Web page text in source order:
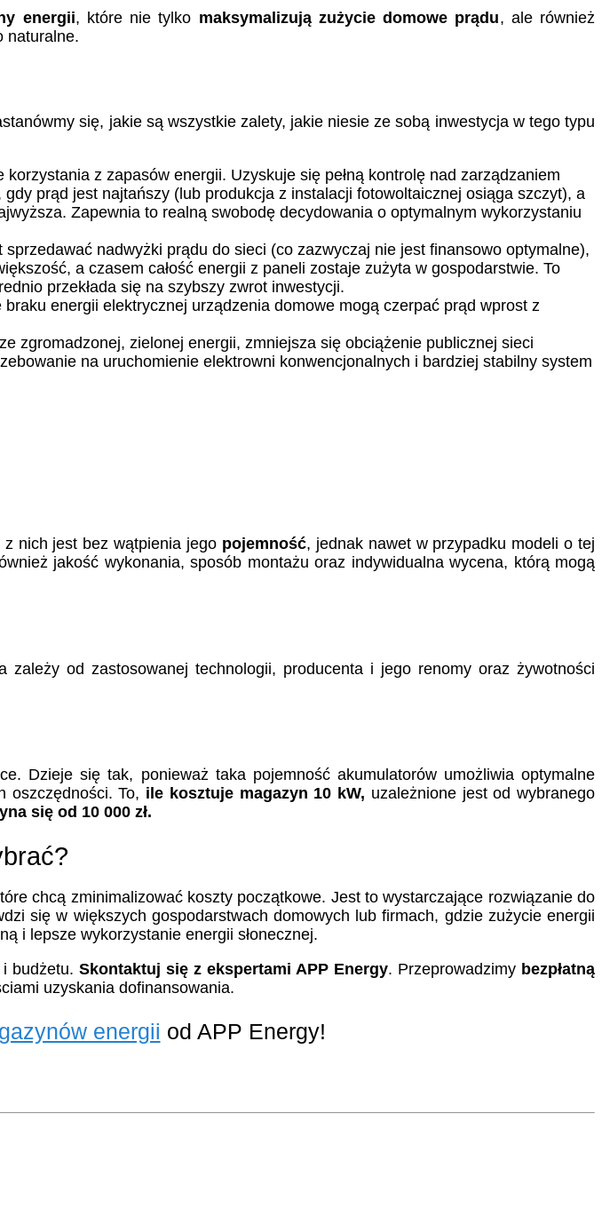
energii, które nie tylko maksymalizują zużycie domowe prądu, ale również
naturalne.
się, jakie są wszystkie zalety, jakie niesie ze sobą inwestycja w tego typu
z zapasów energii. Uzyskuje się pełną kontrolę nad zarządzaniem
prąd jest najtańszy (lub produkcja z instalacji fotowoltaicznej osiąga szczyt), a
Zapewnia to realną swobodę decydowania o optymalnym wykorzystaniu
nadwyżki prądu do sieci (co zazwyczaj nie jest finansowo optymalne),
a czasem całość energii z paneli zostaje zużyta w gospodarstwie. To
przekłada się na szybszy zwrot inwestycji.
braku energii elektrycznej urządzenia domowe mogą czerpać prąd wprost z
zgromadzonej, zielonej energii, zmniejsza się obciążenie publicznej sieci
na uruchomienie elektrowni konwencjonalnych i bardziej stabilny system
z nich jest bez wątpienia jego pojemność, jednak nawet w przypadku modeli o tej
jakość wykonania, sposób montażu oraz indywidualna wycena, którą mogą
zależy od zastosowanej technologii, producenta i jego renomy oraz żywotności
Dzieje się tak, ponieważ taka pojemność akumulatorów umożliwia optymalne
oszczędności. To, ile kosztuje magazyn 10 kW, uzależnione jest od wybranego
się od 10 000 zł.
chcą zminimalizować koszty początkowe. Jest to wystarczające rozwiązanie do
się w większych gospodarstwach domowych lub firmach, gdzie zużycie energii
i lepsze wykorzystanie energii słonecznej.
budżetu. Skontaktuj się z ekspertami APP Energy. Przeprowadzimy bezpłatną
uzyskania dofinansowania.
energii od APP Energy!